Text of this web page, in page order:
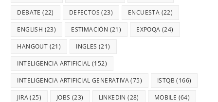
DEBATE (22) DEFECTOS (23) ENCUESTA (22)
ENGLISH (23) ESTIMACIÓN (21) EXPOQA (24)
HANGOUT (21) INGLES (21)
INTELIGENCIA ARTIFICIAL (152)
INTELIGENCIA ARTIFICIAL GENERATIVA(75) ISTQB (166)
JIRA(25) JOBS (23) LINKEDIN (28) MOBILE (64)